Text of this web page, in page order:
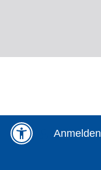
Anmelden